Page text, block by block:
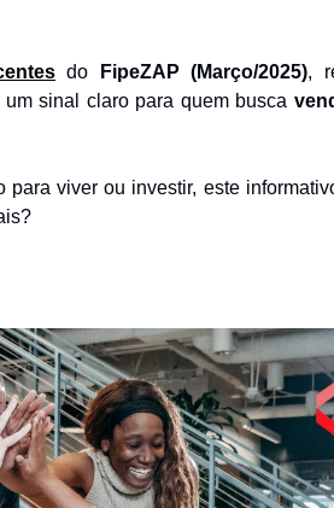
do FipeZAP (Março/2025),
sinal claro para quem busca
viver ou investir, este